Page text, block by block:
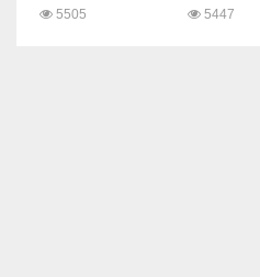
5505 5447